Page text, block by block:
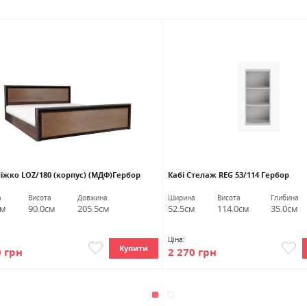
LOZ/180 (корпус) (МДФ)Гербор
Висота
90.0см
Довжина
205.5см
грн Купити
Кабі Стелаж REG 53/114 Гербор
Ширина
52.5см
Висота
114.0см
Глибина
35.0см
Ціна:
2 270 грн